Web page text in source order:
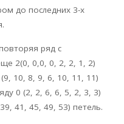
до последних 3-х
ряд с
2(0, 0,0, 0, 2, 2, 1, 2)
10, 8, 9, 6, 10, 11, 11)
0 (2, 2, 6, 6, 5, 2, 3, 3)
41, 45, 49, 53) петель.